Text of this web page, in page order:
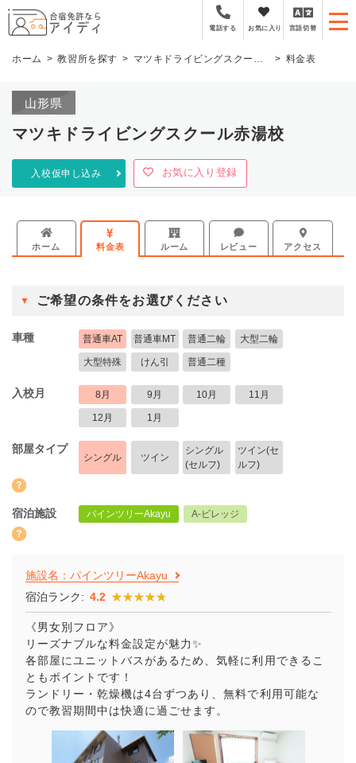
全国厳選の合宿免許プ
電話する お気に入り 言語切替
ホーム 教習所を探す マツキドライビングスクール赤湯校 料金表
山形県
マツキドライビングスクール赤湯校
入校仮申し込み お気に入り登録
ホーム 料金表 ルーム レビュー アクセス
ご希望の条件をお選びください
車種 普通車AT 普通車MT 普通二輪 大型二輪
大型特殊 けん引 普通二種
入校月 8月 9月 10月 11月
12月 1月
部屋タイプ
シングル ツイン
シングル
(セルフ)
ツイン(セ
ルフ)
宿泊施設 パインツリーAkayu A-ビレッジ
施設名：パインツリーAkayu
宿泊ランク: 4.2 ★★★★★
★★★★★
《男女別フロア》
リーズナブルな料金設定が魅力✨
各部屋にユニットバスがあるため、気軽に利用できるこ
ともポイントです！
ランドリー・乾燥機は4台ずつあり、無料で利用可能な
ので教習期間中は快適に過ごせます。